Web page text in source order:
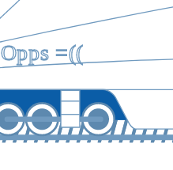
Opps =((